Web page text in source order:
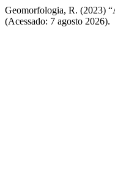
Geomorfologia, R. (2023)
(Acessado: 7 agosto 2026).